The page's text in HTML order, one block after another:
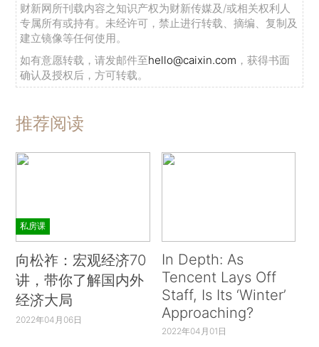
财新网所刊载内容之知识产权为财新传媒及/或相关权利人
专属所有或持有。未经许可，禁止进行转载、摘编、复制及
建立镜像等任何使用。
如有意愿转载，请发邮件至hello@caixin.com ，获得书面
确认及授权后，方可转载。
推荐阅读
私房课
向松祚：宏观经济70
讲，带你了解国内外
经济大局
2022年04月06日
In Depth: As
Tencent Lays Off
Staff, Is Its ‘Winter’
Approaching?
2022年04月01日